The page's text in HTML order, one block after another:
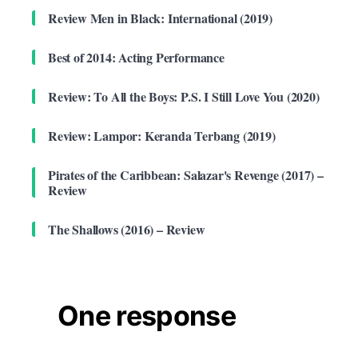
Review Men in Black: International (2019)
Best of 2014: Acting Performance
Review: To All the Boys: P.S. I Still Love You (2020)
Review: Lampor: Keranda Terbang (2019)
Pirates of the Caribbean: Salazar's Revenge (2017) –
Review
The Shallows (2016) – Review
One response